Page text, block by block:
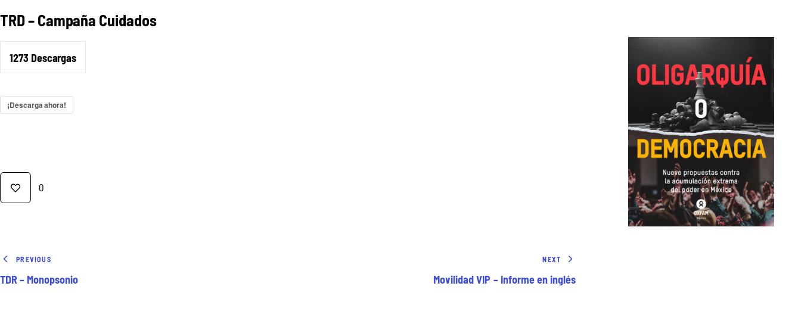
TRD – Campaña Cuidados
1273 Descargas
¡Descarga ahora!
0
PREVIOUS
TDR – Monopsonio
NEXT
Movilidad VIP – Informe en inglés